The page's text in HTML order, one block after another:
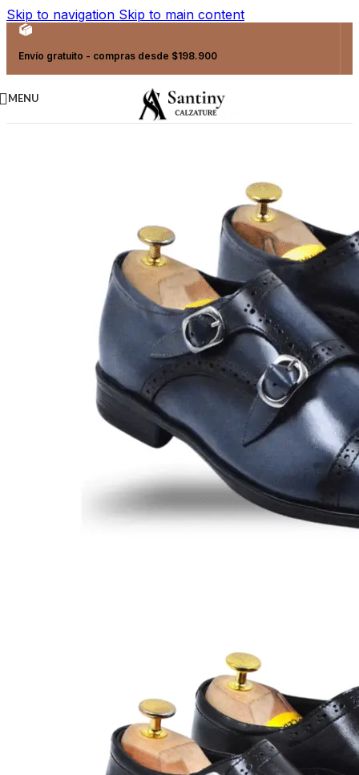
Skip to navigation Skip to main content
Envío gratuito - compras desde $198.900
MENU